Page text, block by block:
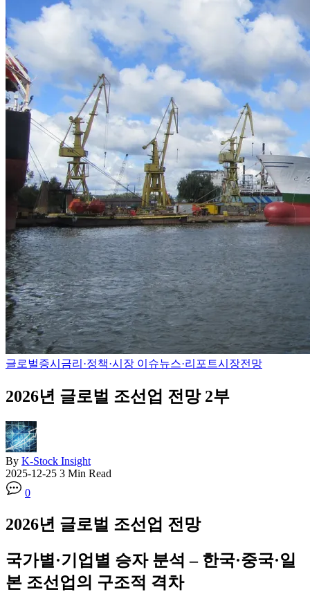
글로벌증시 금리·정책·시장 이슈뉴스·리포트시장전망
2026년 글로벌 조선업 전망 2부
By K-Stock Insight
2025-12-25 3 Min Read
0
2026년 글로벌 조선업 전망
국가별·기업별 승자 분석 – 한국·중국·일
본 조선업의 구조적 격차